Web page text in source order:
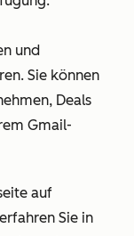
und
Sie können
Deals
Gmail-
auf
Sie in